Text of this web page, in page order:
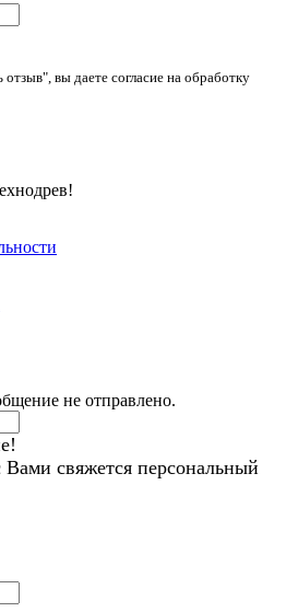
вы даете согласие на обработку
не отправлено.
свяжется персональный